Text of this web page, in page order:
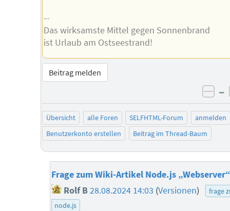
--
Das wirksamste Mittel gegen Sonnenbrand
ist Urlaub am Ostseestrand!
Beitrag melden
–
Übersicht alle Foren SELFHTML-Forum
anmelden
Benutzerkonto erstellen
Beitrag im Thread-Baum
Frage zum Wiki-Artikel Node.js „Webserver“
Rolf B 28.08.2024 14:03 (Versionen)
frage
node.js